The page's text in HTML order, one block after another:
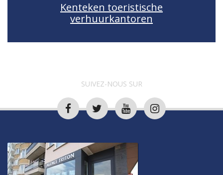
Kenteken toeristische
verhuurkantoren
SUIVEZ-NOUS SUR